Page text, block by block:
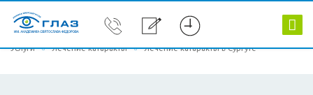
Услуги Лечение катаракты Лечение катаракты в Сургуте